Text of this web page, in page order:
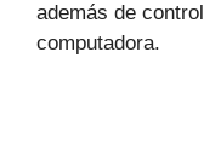
además de
computadora.